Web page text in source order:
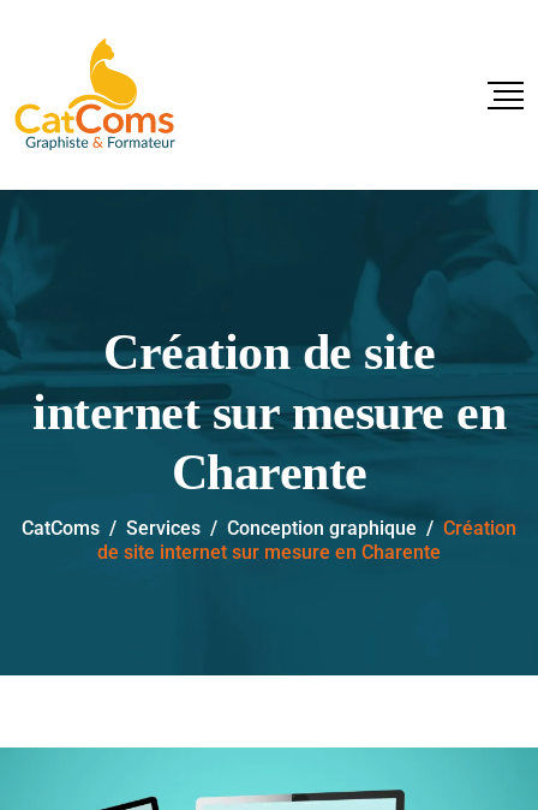
Création de site
internet sur mesure en
Charente
CatComs / Services / Conception graphique / Création
de site internet sur mesure en Charente